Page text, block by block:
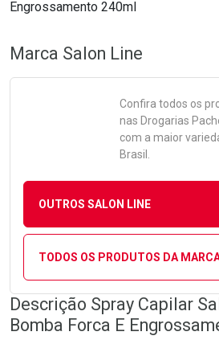
Engrossamento 240ml
Marca Salon Line
Confira todos os
nas Drogarias
com a maior
Brasil.
OUTROS SALON LINE
TODOS OS PRODUTOS DA
Descrição Spray Capilar
Bomba Forca E